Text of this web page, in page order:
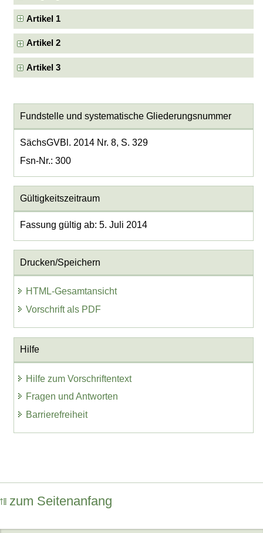
Artikel 1
Artikel 2
Artikel 3
Fundstelle und systematische Gliederungsnummer
SächsGVBl. 2014 Nr. 8, S. 329
Fsn-Nr.: 300
Gültigkeitszeitraum
Fassung gültig ab: 5. Juli 2014
Drucken/Speichern
HTML-Gesamtansicht
Vorschrift als PDF
Hilfe
Hilfe zum Vorschriftentext
Fragen und Antworten
Barrierefreiheit
zum Seitenanfang